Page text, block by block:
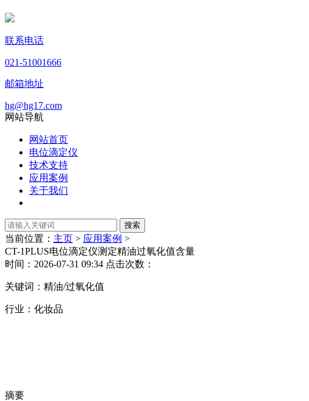
联系电话
021-51001666
邮箱地址
hg@hg17.com
网站导航
网站首页
电位滴定仪
技术支持
应用案例
关于我们
当前位置： 主页 > 应用案例 >
CT-1PLUS电位滴定仪测定精油过氧化值含量
时间：2026-07-31 09:34 点击次数：
关键词：精油/过氧化值
行业：化妆品
摘要